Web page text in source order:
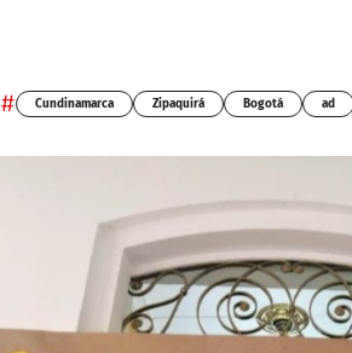
# Cundinamarca Zipaquirá Bogotá ad